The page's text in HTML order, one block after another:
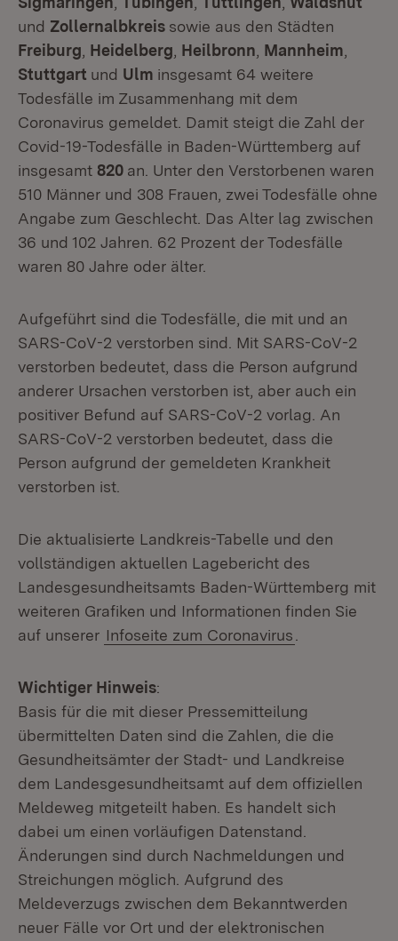
und Zollernalbkreis sowie aus den Städten
Freiburg Heidelberg Heilbronn Mannheim
Stuttgart und Ulm insgesamt 64 weitere
Todesfälle im Zusammenhang mit dem
Coronavirus gemeldet. Damit steigt die Zahl der
Covid-19-Todesfälle in Baden-Württemberg auf
insgesamt 820 an. Unter den Verstorbenen waren
510 Männer und 308 Frauen, zwei Todesfälle ohne
Angabe zum Geschlecht. Das Alter lag zwischen
36 und 102 Jahren. 62 Prozent der Todesfälle
waren 80 Jahre oder älter.
Aufgeführt sind die Todesfälle, die mit und an
SARS-CoV-2 verstorben sind. Mit SARS-CoV-2
verstorben bedeutet, dass die Person aufgrund
anderer Ursachen verstorben ist, aber auch ein
positiver Befund auf SARS-CoV-2 vorlag. An
SARS-CoV-2 verstorben bedeutet, dass die
Person aufgrund der gemeldeten Krankheit
verstorben ist.
Die aktualisierte Landkreis-Tabelle und den
vollständigen aktuellen Lagebericht des
Landesgesundheitsamts Baden-Württemberg mit
weiteren Grafiken und Informationen finden Sie
auf unserer Infoseite zum Coronavirus
Wichtiger Hinweis:
Basis für die mit dieser Pressemitteilung
übermittelten Daten sind die Zahlen, die die
Gesundheitsämter der Stadt- und Landkreise
dem Landesgesundheitsamt auf dem offiziellen
Meldeweg mitgeteilt haben. Es handelt sich
dabei um einen vorläufigen Datenstand.
Änderungen sind durch Nachmeldungen und
Streichungen möglich. Aufgrund des
Meldeverzugs zwischen dem Bekanntwerden
neuer Fälle vor Ort und der elektronischen